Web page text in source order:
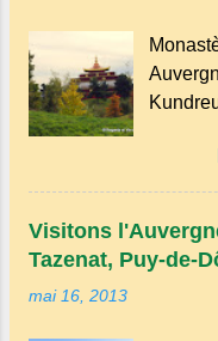
ou
comme
y
pourrait
trouve
deux
dit "le
un des
Visitons
Tazenat, Puy-de-
mai 16, 2013